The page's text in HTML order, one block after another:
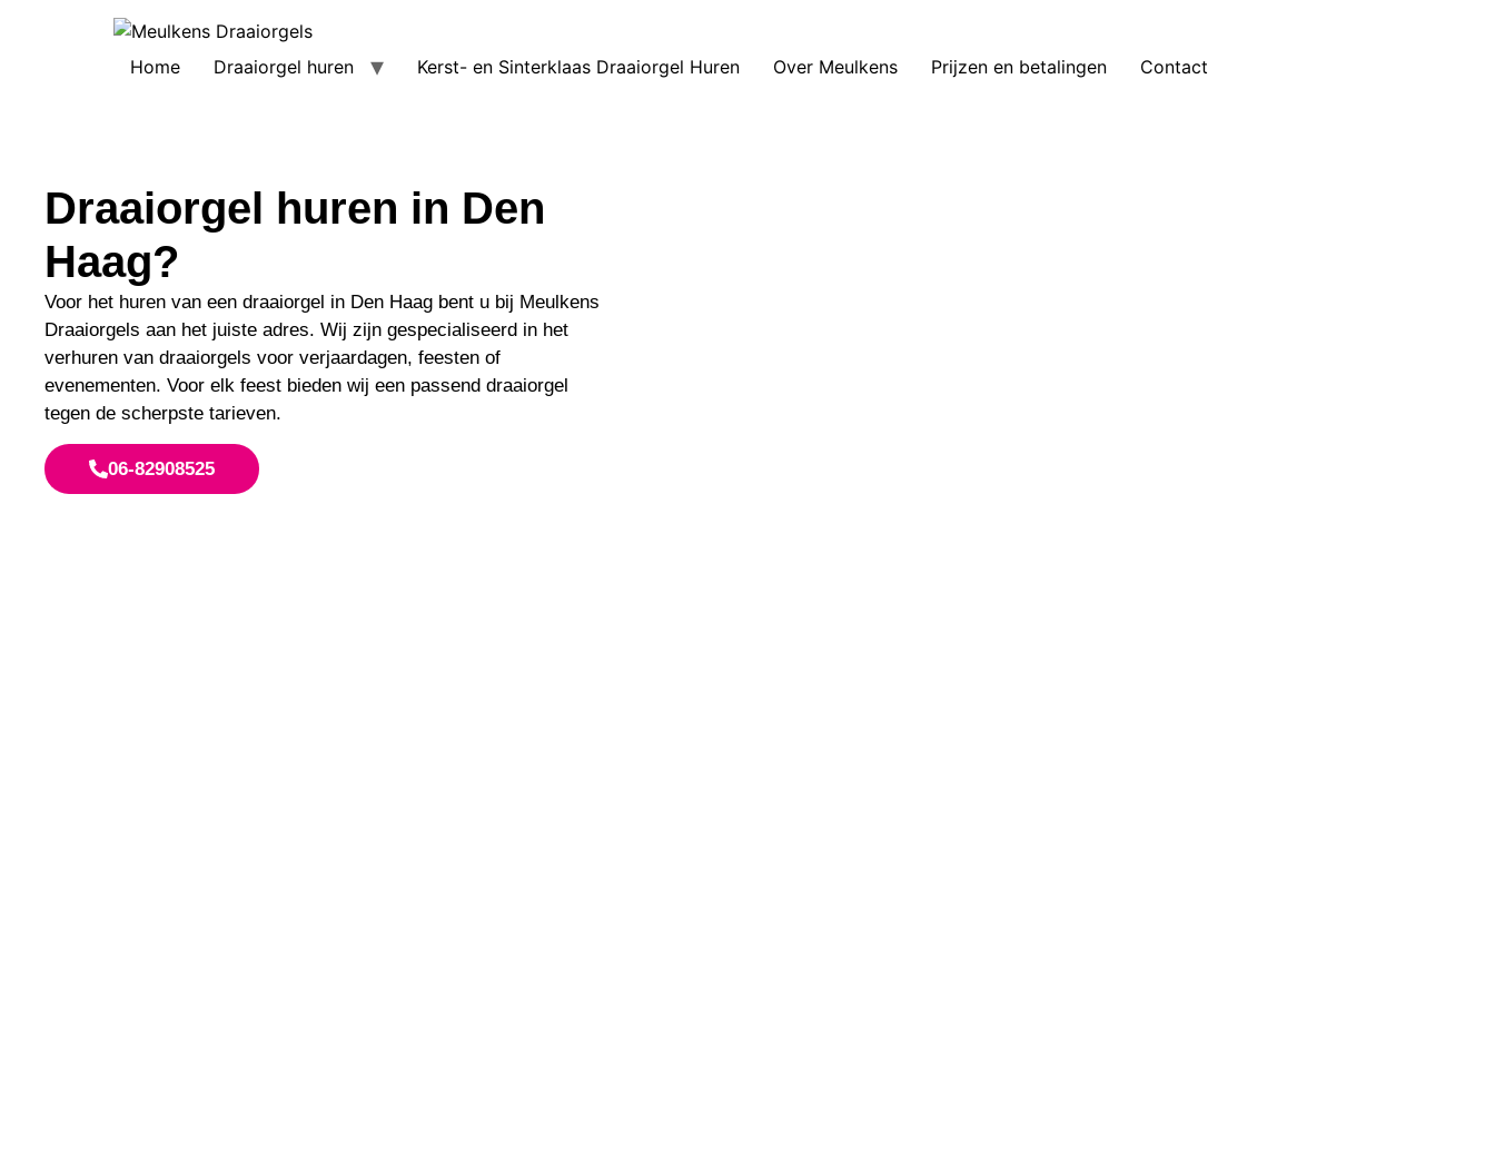
Home Draaiorgel huren Kerst- en Sinterklaas Draaiorgel Huren Over Meulkens Prijzen en betalingen Contact
Draaiorgel huren in Den
Haag?
Voor het huren van een draaiorgel in Den Haag bent u bij Meulkens
Draaiorgels aan het juiste adres. Wij zijn gespecialiseerd in het
verhuren van draaiorgels voor verjaardagen, feesten of
evenementen. Voor elk feest bieden wij een passend draaiorgel
tegen de scherpste tarieven.
06-82908525